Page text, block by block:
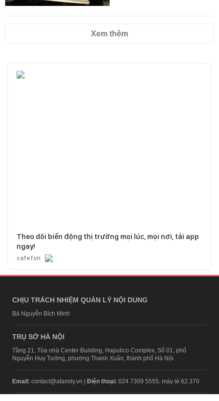
Xem thêm
Theo dõi biến động thị trường mọi lúc, mọi nơi, tải app
ngay!
cafef.vn
CHỊU TRÁCH NHIỆM QUẢN LÝ NỘI DUNG
Bà Nguyễn Bích Minh
TRỤ SỞ HÀ NỘI
Tầng 21, Tòa nhà Center Building, Hapulico Complex, Số 01, phố
Nguyễn Huy Tưởng, phường Thanh Xuân, thành phố Hà Nội
Email: contact@afamily.vn | Điện thoại: 024 7309 5555, máy lẻ 62.370